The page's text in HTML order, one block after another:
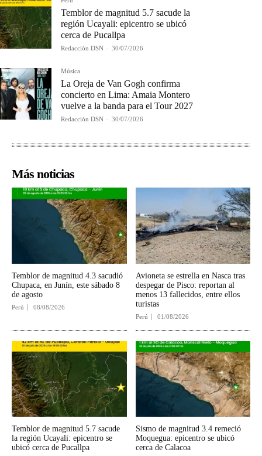
Temblor de magnitud 5.7 sacude la
región Ucayali: epicentro se ubicó
cerca de Pucallpa
Redacción DSN - 30/07/2026
Música
La Oreja de Van Gogh confirma
concierto en Lima: Amaia Montero
vuelve a la banda para el Tour 2027
Redacción DSN - 30/07/2026
Más noticias
Temblor de magnitud 4.3 sacudió
Chupaca, en Junín, este sábado 8
de agosto
Perú 08/08/2026
Avioneta se estrella en Nasca tras
despegar de Pisco: reportan al
menos 13 fallecidos, entre ellos
turistas
Perú 01/08/2026
Temblor de magnitud 5.7 sacude
la región Ucayali: epicentro se
ubicó cerca de Pucallpa
Sismo de magnitud 3.4 remeció
Moquegua: epicentro se ubicó
cerca de Calacoa